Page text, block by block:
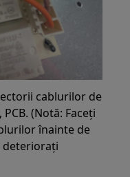
cablurilor de
(Notă: Faceți
înainte de
deteriorați